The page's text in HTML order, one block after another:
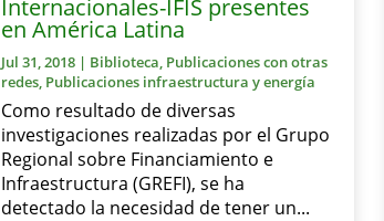
Internacionales-IFIS presentes
en América Latina
Jul 31, 2018| Biblioteca, Publicaciones con otras
redes, Publicaciones infraestructura y energía
Como resultado de diversas
investigaciones realizadas por el Grupo
Regional sobre Financiamiento e
Infraestructura (GREFI), se ha
detectado la necesidad de tener un...